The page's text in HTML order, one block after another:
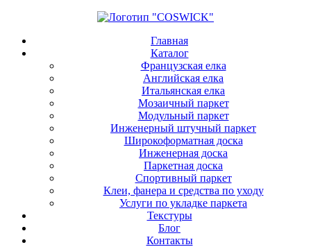
Главная
Каталог
Французская елка
Английская елка
Итальянская елка
Мозаичный паркет
Модульный паркет
Инженерный штучный паркет
Широкоформатная доска
Инженерная доска
Паркетная доска
Спортивный паркет
Клеи, фанера и средства по уходу
Услуги по укладке паркета
Текстуры
Блог
Контакты